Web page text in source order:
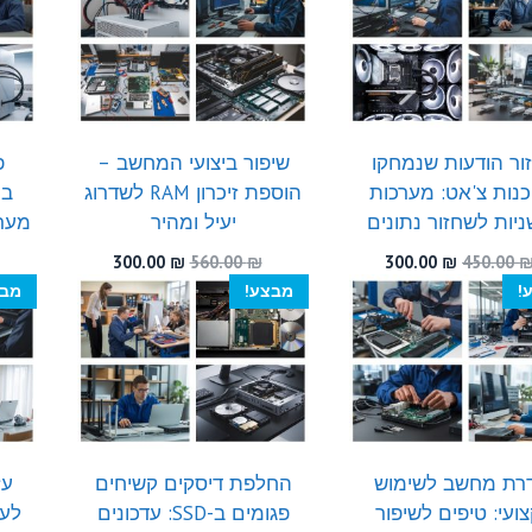
540.00 ₪.
300.00 ₪.
510.00 ₪.
300.00 ₪.
הודעות שנמחקו
צ'אט: מערכות
לשחזור נתונים
450.00 המחיר
המקורי
היה:
450.00 ₪.
300.00 ₪
המחיר
הנוכחי
הוא:
300.00 ₪.
שיפור ביצועי המחשב –
הוספת זיכרון RAM לשדרוג
יעיל ומהיר
560.00₪
המחיר
המקורי
היה:
560.00 ₪.
300.00 ₪
הנוכחי
הוא:
300.00 ₪.
מחשב לשימוש
טיפים לשיפור
מבצע!
החלפת דיסקים קשיחים
פגומים ב-SSD: עדכונים